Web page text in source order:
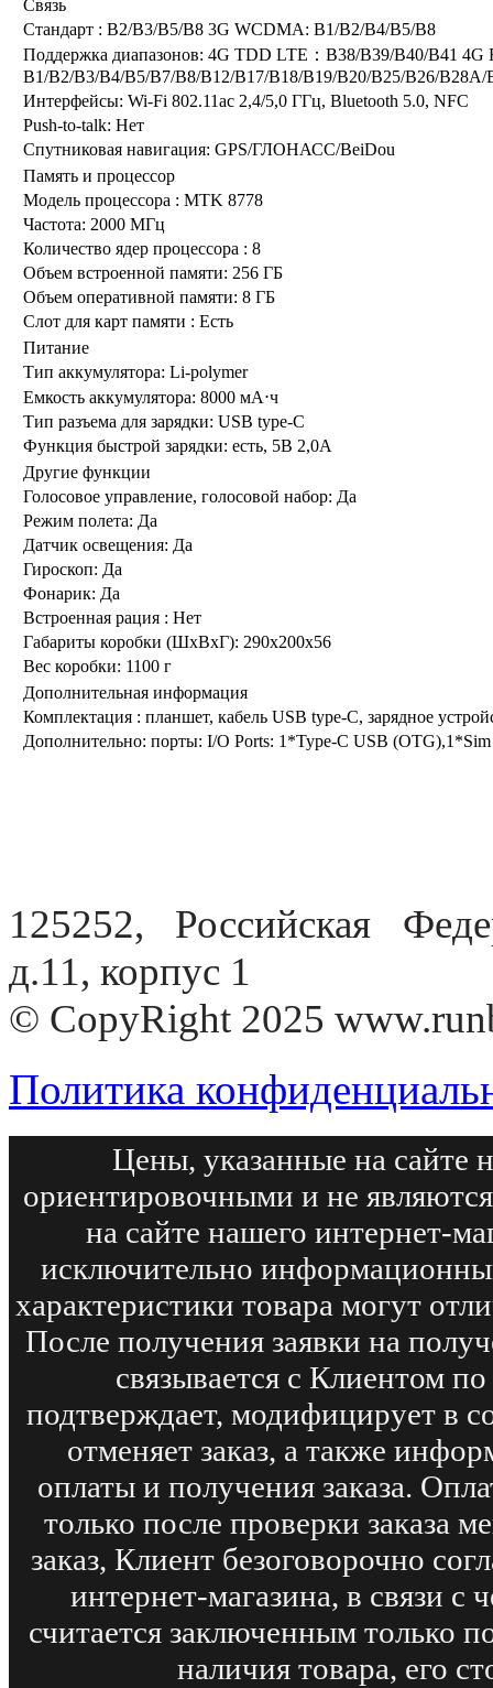
Связь
Стандарт : B2/B3/B5/B8 3G WCDMA: B1/B2/B4/B5/B8
Поддержка диапазонов: 4G TDD LTE：B38/B39/B40/B41 4G
B1/B2/B3/B4/B5/B7/B8/B12/B17/B18/B19/B20/B25/B26/B28A/
Интерфейсы: Wi-Fi 802.11ac 2,4/5,0 ГГц, Bluetooth 5.0, NFC
Push-to-talk: Нет
Спутниковая навигация: GPS/ГЛОНАСС/BeiDou
Память и процессор
Модель процессора : MTK 8778
Частота: 2000 МГц
Количество ядер процессора : 8
Объем встроенной памяти: 256 ГБ
Объем оперативной памяти: 8 ГБ
Слот для карт памяти : Есть
Питание
Тип аккумулятора: Li-polymer
Емкость аккумулятора: 8000 мА⋅ч
Тип разъема для зарядки: USB type-C
Функция быстрой зарядки: есть, 5В 2,0А
Другие функции
Голосовое управление, голосовой набор: Да
Режим полета: Да
Датчик освещения: Да
Гироскоп: Да
Фонарик: Да
Встроенная рация : Нет
Габариты коробки (ШхВхГ): 290x200x56
Вес коробки: 1100 г
Дополнительная информация
Комплектация : планшет, кабель USB type-C, зарядное
Дополнительно: порты: I/O Ports: 1*Type-C USB
125252, Российская
д.11, корпус 1
© CopyRight 2025
Политика
Цены, указанные на сайте
ориентировочными и не
на сайте нашего интернет-
исключительно
характеристики товара могут
После получения заявки на
связывается с Клиентом
подтверждает, модифицирует в
отменяет заказ, а также
оплаты и получения заказа.
только после проверки заказа
заказ, Клиент безоговорочно
интернет-магазина, в связи
считается заключенным только
наличия товара, его